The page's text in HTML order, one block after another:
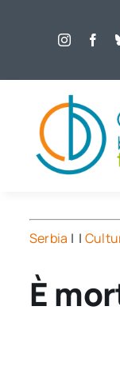
Serbia | |
È